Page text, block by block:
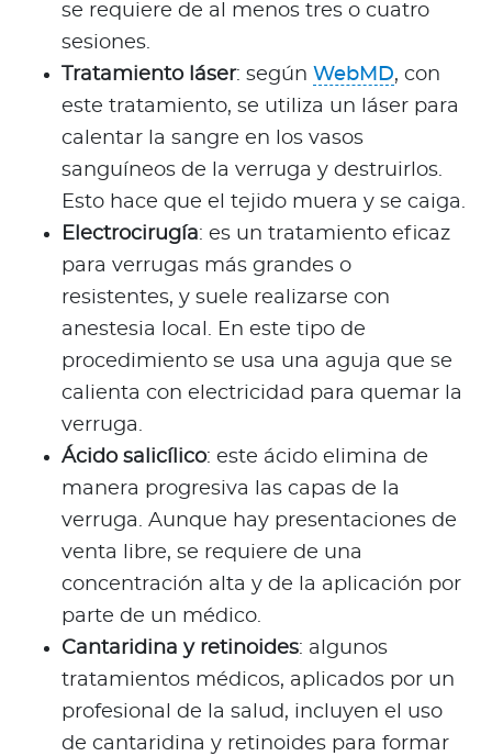
se requiere de al menos tres o cuatro
sesiones.
Tratamiento láser: según WebMD, con
este tratamiento, se utiliza un láser para
calentar la sangre en los vasos
sanguíneos de la verruga y destruirlos.
Esto hace que el tejido muera y se caiga.
Electrocirugía: es un tratamiento eficaz
para verrugas más grandes o
resistentes, y suele realizarse con
anestesia local. En este tipo de
procedimiento se usa una aguja que se
calienta con electricidad para quemar la
verruga.
Ácido salicílico: este ácido elimina de
manera progresiva las capas de la
verruga. Aunque hay presentaciones de
venta libre, se requiere de una
concentración alta y de la aplicación por
parte de un médico.
Cantaridina y retinoides: algunos
tratamientos médicos, aplicados por un
profesional de la salud, incluyen el uso
de cantaridina y retinoides para formar